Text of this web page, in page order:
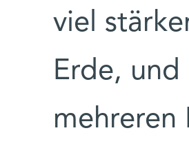
viel
Erde, und
mehreren